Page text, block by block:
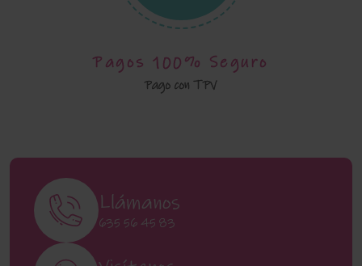
Pagos 100% Seguro
Pago con TPV
Llámanos
635 56 45 83